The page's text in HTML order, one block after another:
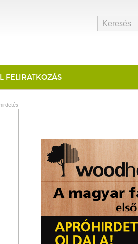
FELIRATKOZÁS
hirdetés